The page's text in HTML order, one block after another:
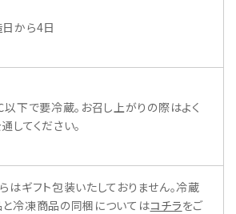
から4日
下で要冷蔵。お召し上がりの際はよく
してください。
はギフト包装いたしておりません。冷蔵
冷凍商品の同梱についてはコチラをご